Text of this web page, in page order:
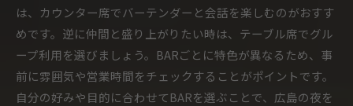
夜更かし派も満足のBARの過ごし方提案
BAR利用で広がる深夜の社交と交流
落ち着きあるBAR空間で特別な夜を
BARの落ち着きが生む上質な夜の過ごし方
は、カウンター席でバーテンダーと会話を楽しむのがおすす
めです。逆に仲間と盛り上がりたい時は、テーブル席でグル
ープ利用を選びましょう。BARごとに特色が異なるため、事
前に雰囲気や営業時間をチェックすることがポイントです。
自分の好みや目的に合わせてBARを選ぶことで、広島の夜を